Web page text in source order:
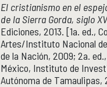
El cristianismo en el
de la Sierra Gorda, siglo
Ediciones, 2013. [1a. ed.,
Artes/Instituto Nacional
de la Nación, 2009; 2a.
México, Instituto de
Autónoma de Tamaulipas,